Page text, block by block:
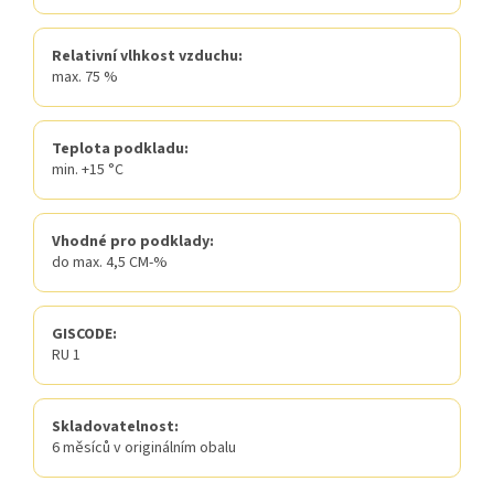
Relativní vlhkost vzduchu:
max. 75 %
Teplota podkladu:
min. +15 °C
Vhodné pro podklady:
do max. 4,5 CM-%
GISCODE:
RU 1
Skladovatelnost:
6 měsíců v originálním obalu